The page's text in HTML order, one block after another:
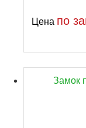
Цена по
Замок